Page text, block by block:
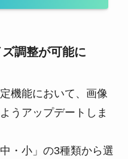
調整が可能に
機能において、画像
うアップデートしま
・小」の3種類から選